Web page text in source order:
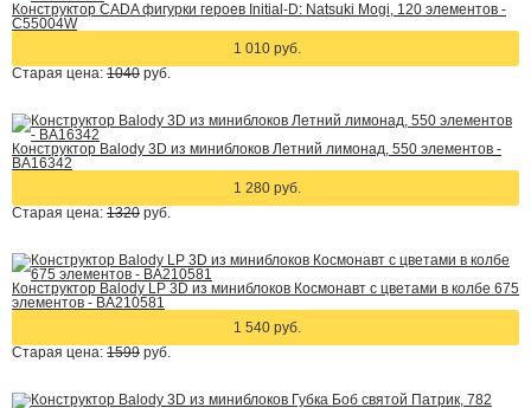
Конструктор CADA фигурки героев Initial-D: Natsuki Mogi, 120 элементов -
C55004W
1 010 руб.
Старая цена: 1040 руб.
Конструктор Balody 3D из миниблоков Летний лимонад, 550 элементов -
BA16342
1 280 руб.
Старая цена: 1320 руб.
Конструктор Balody LP 3D из миниблоков Космонавт с цветами в колбе 675
элементов - BA210581
1 540 руб.
Старая цена: 1599 руб.